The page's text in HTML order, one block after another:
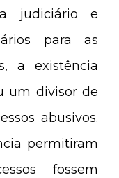
judiciário e
para as
a existência
um divisor de
abusivos.
permitiram
fossem